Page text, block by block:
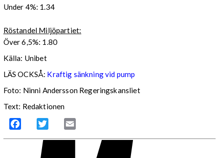
Under 4%: 1.34
Röstandel Miljöpartiet:
Över 6,5%: 1.80
Källa: Unibet
LÄS OCKSÅ: Kraftig sänkning vid pump
Foto: Ninni Andersson Regeringskansliet
Text: Redaktionen
Facebook Twitter